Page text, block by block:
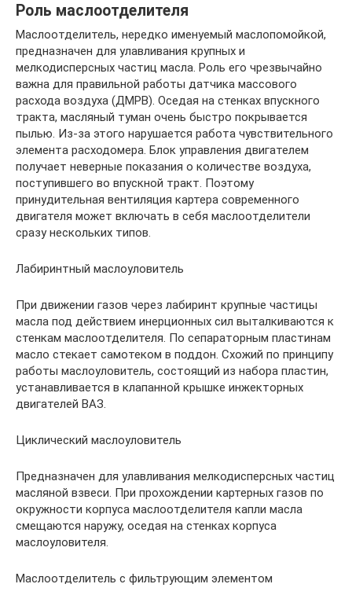
Роль маслоотделителя
Маслоотделитель, нередко именуемый маслопомойкой,
предназначен для улавливания крупных и
мелкодисперсных частиц масла. Роль его чрезвычайно
важна для правильной работы датчика массового
расхода воздуха (ДМРВ). Оседая на стенках впускного
тракта, масляный туман очень быстро покрывается
пылью. Из-за этого нарушается работа чувствительного
элемента расходомера. Блок управления двигателем
получает неверные показания о количестве воздуха,
поступившего во впускной тракт. Поэтому
принудительная вентиляция картера современного
двигателя может включать в себя маслоотделители
сразу нескольких типов.
Лабиринтный маслоуловитель
При движении газов через лабиринт крупные частицы
масла под действием инерционных сил выталкиваются к
стенкам маслоотделителя. По сепараторным пластинам
масло стекает самотеком в поддон. Схожий по принципу
работы маслоуловитель, состоящий из набора пластин,
устанавливается в клапанной крышке инжекторных
двигателей ВАЗ.
Циклический маслоуловитель
Предназначен для улавливания мелкодисперсных частиц
масляной взвеси. При прохождении картерных газов по
окружности корпуса маслоотделителя капли масла
смещаются наружу, оседая на стенках корпуса
маслоуловителя.
Маслоотделитель с фильтрующим элементом